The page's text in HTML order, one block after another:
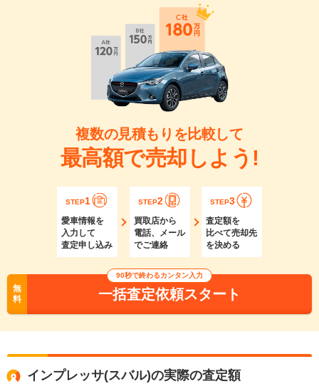
複数の見積もりを比較して
最高額で売却しよう!
STEP1
愛車情報を
入力して
査定申し込み
STEP2
買取店から
電話、メール
でご連絡
STEP3
査定額を
比べて売却先
を決める
無
料
90秒で終わるカンタン入力
一括査定依頼スタート
インプレッサ(スバル)の実際の査定額